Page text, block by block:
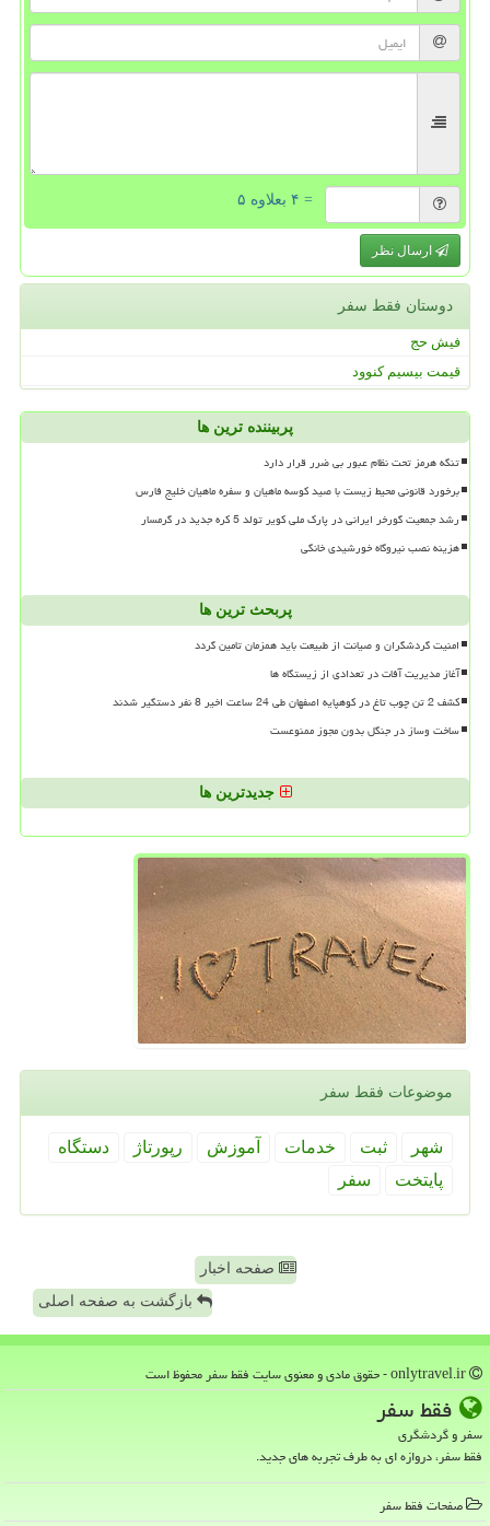
= ۴ بعلاوه ۵
ارسال نظر
دوستان فقط سفر
فیش حج
قیمت بیسیم کنوود
پربیننده ترین ها
تنگه هرمز تحت نظام عبور بی ضرر قرار دارد
برخورد قانونی محیط زیست با صید کوسه ماهیان و سفره ماهیان خلیج فارس
رشد جمعیت گورخر ایرانی در پارک ملی کویر تولد 5 کره جدید در گرمسار
هزینه نصب نیروگاه خورشیدی خانگی
پربحث ترین ها
امنیت گردشگران و صیانت از طبیعت باید همزمان تامین گردد
آغاز مدیریت آفات در تعدادی از زیستگاه ها
کشف 2 تن چوب تاغ در کوهپایه اصفهان طی 24 ساعت اخیر 8 نفر دستگیر شدند
ساخت وساز در جنگل بدون مجوز ممنوعست
جدیدترین ها
موضوعات فقط سفر
شهر ثبت خدمات آموزش رپورتاژ
دستگاه
پایتخت
سفر
صفحه اخبار
بازگشت به صفحه اصلی
فقط سفر
سفر و گردشگری
فقط سفر، دروازه ای به طرف تجربه های جدید.
صفحات فقط سفر